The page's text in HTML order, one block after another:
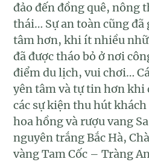
đảo đến đồng quê, nông
thái… Sự an toàn cũng
tâm hơn, khi ít nhiều
đã được tháo bỏ ở nơi
điểm du lịch, vui chơi…
yên tâm và tự tin hơn khi
các sự kiện thu hút
hoa hồng và rượu vang
nguyên trắng Bắc Hà,
vàng Tam Cốc – Tràng